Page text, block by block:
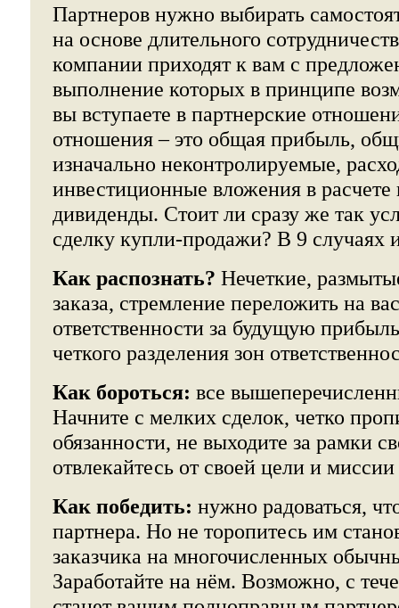
Партнеров нужно выбирать
на основе длительного
компании приходят к вам с
выполнение которых в принципе
вы вступаете в партнерские
отношения – это общая прибыль,
изначально неконтролируемые,
инвестиционные вложения в
дивиденды. Стоит ли сразу же так
сделку купли-продажи? В 9 случаях
Как распознать? Нечеткие,
заказа, стремление переложить на
ответственности за будущую
четкого разделения зон
Как бороться: все
Начните с мелких сделок, четко
обязанности, не выходите за рамки
отвлекайтесь от своей цели и
Как победить: нужно радоваться,
партнера. Но не торопитесь им
заказчика на многочисленных
Заработайте на нём. Возможно, с